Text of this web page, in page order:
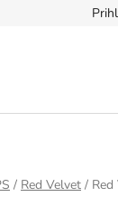
/ Red Velvet /